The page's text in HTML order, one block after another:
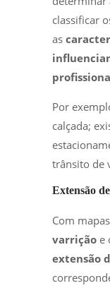
classificar
as
Por
calçada;
trânsito de
Extensão
Com
varrição e
extensão